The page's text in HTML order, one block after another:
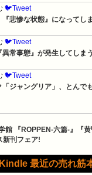
🐦Tweet
『悲惨な状態』になってし
🐦Tweet
異常事態』が発生してしま
🐦Tweet
「ジャングリア」、とんで
館 『ROPPEN-六篇-』『
新刊フェア!
Kindle 最近の売れ筋